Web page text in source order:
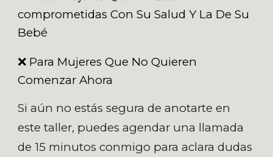
comprometidas Con Su Salud Y La De Su
Bebé
❌ Para Mujeres Que No Quieren
Comenzar Ahora
Si aún no estás segura de anotarte en
este taller, puedes agendar una llamada
de 15 minutos conmigo para aclara dudas